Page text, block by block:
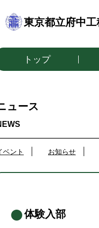
東京都立府中
トップ
ュース
ベント お知らせ
体験入部